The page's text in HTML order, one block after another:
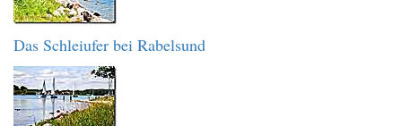
Das Schleiufer bei Rabelsund